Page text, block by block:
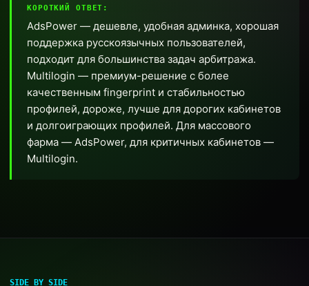
КОРОТКИЙ ОТВЕТ:
AdsPower — дешевле, удобная админка, хорошая
поддержка русскоязычных пользователей,
подходит для большинства задач арбитража.
Multilogin — премиум-решение с более
качественным fingerprint и стабильностью
профилей, дороже, лучше для дорогих кабинетов
и долгоиграющих профилей. Для массового
фарма — AdsPower, для критичных кабинетов —
Multilogin.
SIDE BY SIDE